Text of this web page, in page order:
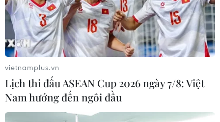
vietnamplus.vn
Lịch thi đấu ASEAN Cup 2026 ngày 7/8: Việt
Nam hướng đến ngôi đầu